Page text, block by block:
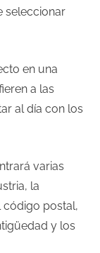
seleccionar
en una
a las
al día con los
varias
la
código postal,
y los